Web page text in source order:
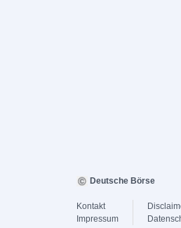
Deutsche Börse
Kontakt
Impressum